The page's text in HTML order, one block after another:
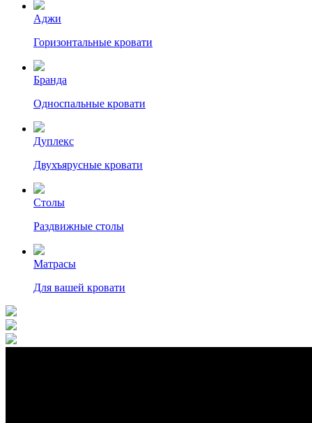
Аджи
Горизонтальные кровати
Бранда
Односпальные кровати
Дуплекс
Двухъярусные кровати
Столы
Раздвижные столы
Матрасы
Для вашей кровати